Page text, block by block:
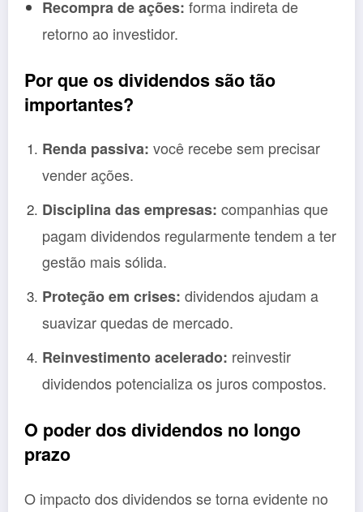
Recompra de ações: forma indireta de
retorno ao investidor.
Por que os dividendos são tão
importantes?
Renda passiva: você recebe sem precisar
vender ações.
Disciplina das empresas: companhias que
pagam dividendos regularmente tendem a ter
gestão mais sólida.
Proteção em crises: dividendos ajudam a
suavizar quedas de mercado.
Reinvestimento acelerado: reinvestir
dividendos potencializa os juros compostos.
O poder dos dividendos no longo
prazo
O impacto dos dividendos se torna evidente no